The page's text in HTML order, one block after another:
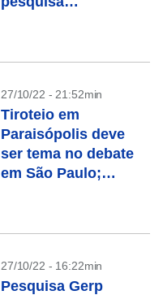
27/10/22 - 21:52min
Tiroteio em
Paraisópolis deve
ser tema no debate
em São Paulo;
27/10/22 - 16:22min
Pesquisa Gerp